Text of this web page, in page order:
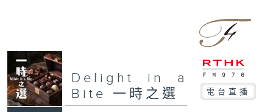
Delight in a
Bite 一時之選
電台直播